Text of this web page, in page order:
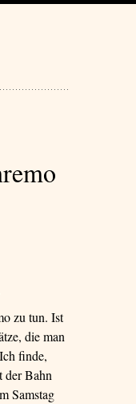
zu tun. Ist
die man
finde,
der Bahn
Samstag